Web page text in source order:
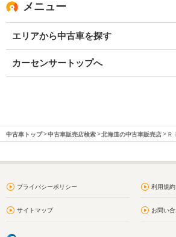
メニュー
エリアから中古車を探す
カーセンサートップへ
中古車トップ 中古車販売店検索 北海道の中古車販売店 Ｒ
プライバシーポリシー 利用規約
サイトマップ お問い